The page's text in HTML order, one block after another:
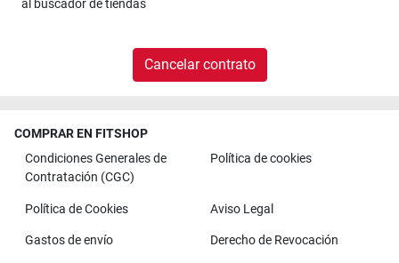
al buscador de tiendas
Cancelar contrato
COMPRAR EN FITSHOP
Condiciones Generales de
Contratación (CGC)
Política de cookies
Política de Cookies Aviso Legal
Gastos de envío Derecho de Revocación